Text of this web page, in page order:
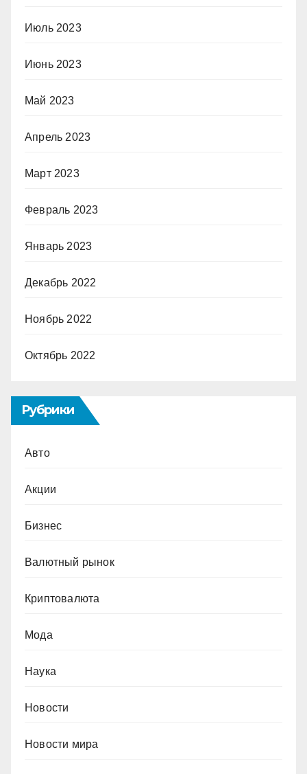
Июль 2023
Июнь 2023
Май 2023
Апрель 2023
Март 2023
Февраль 2023
Январь 2023
Декабрь 2022
Ноябрь 2022
Октябрь 2022
Рубрики
Авто
Акции
Бизнес
Валютный рынок
Криптовалюта
Мода
Наука
Новости
Новости мира